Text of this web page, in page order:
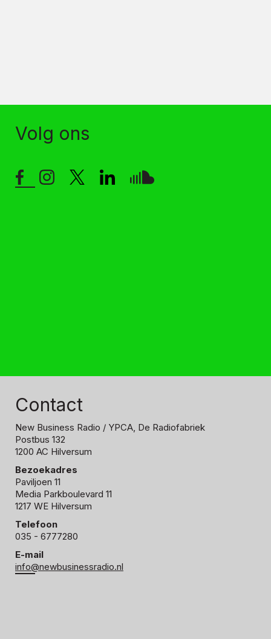
Volg ons
Contact
New Business Radio / YPCA, De Radiofabriek
Postbus 132
1200 AC Hilversum
Bezoekadres
Paviljoen 11
Media Parkboulevard 11
1217 WE Hilversum
Telefoon
035 - 6777280
E-mail
info@newbusinessradio.nl